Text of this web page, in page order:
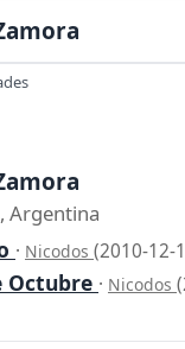
Argentina
· Nicodos (2010-12-
Octubre · Nicodos